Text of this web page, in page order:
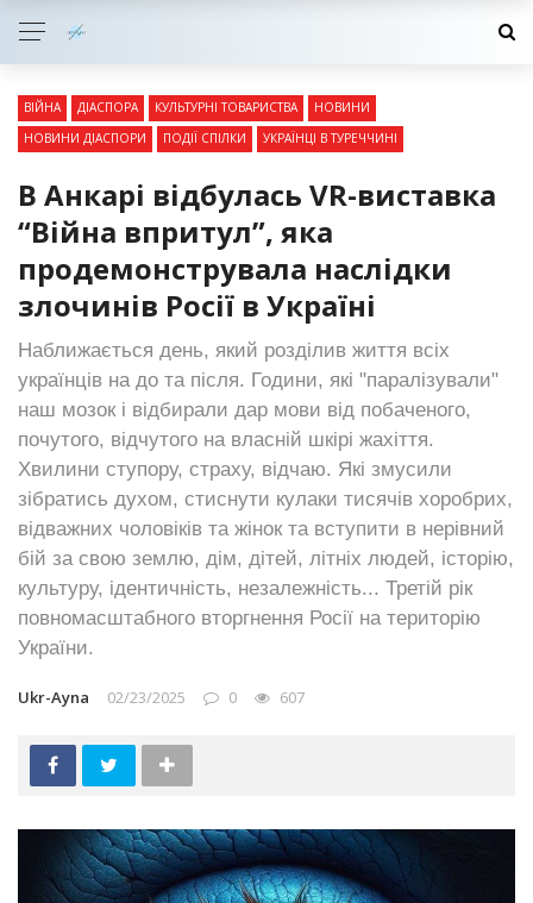
ВІЙНА ДІАСПОРА КУЛЬТУРНІ ТОВАРИСТВА
НОВИНИ
НОВИНИ ДІАСПОРИ
ПОДІЇ СПІЛКИ УКРАЇНЦІ В ТУРЕЧЧИНІ
В Анкарі відбулась VR-виставка
“Війна впритул”, яка
продемонструвала наслідки
злочинів Росії в Україні
Наближається день, який розділив життя всіх
українців на до та після. Години, які "паралізували"
наш мозок і відбирали дар мови від побаченого,
почутого, відчутого на власній шкірі жахіття.
Хвилини ступору, страху, відчаю. Які змусили
зібратись духом, стиснути кулаки тисячів хоробрих,
відважних чоловіків та жінок та вступити в нерівний
бій за свою землю, дім, дітей, літніх людей, історію,
культуру, ідентичність, незалежність... Третій рік
повномасштабного вторгнення Росії на територію
України.
Ukr-Ayna 02/23/2025 0 607